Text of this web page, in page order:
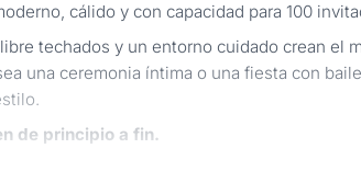
cálido y con capacidad para 100
techados y un entorno cuidado crean el
una ceremonia íntima o una fiesta con
de principio a fin.